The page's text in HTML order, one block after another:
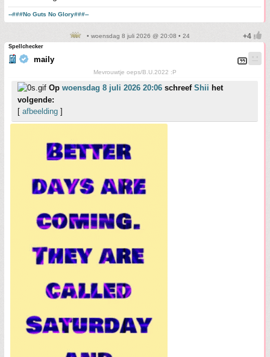
--###No Guts No Glory###--
• woensdag 8 juli 2026 @ 20:08 • 24
Spellchecker
maily
Mevrouwtje oeps/B.U.2022 :P
Op woensdag 8 juli 2026 20:06 schreef Shii het
volgende:
[ afbeelding ]